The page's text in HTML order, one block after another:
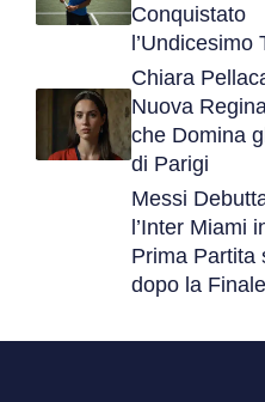
Conquistato
l’Undicesimo
Chiara
Nuova
che Domina
di Parigi
Messi
l’Inter Miami
Prima Partita
dopo la